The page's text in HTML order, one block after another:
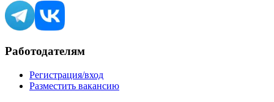
Работодателям
Регистрация/вход
Разместить вакансию